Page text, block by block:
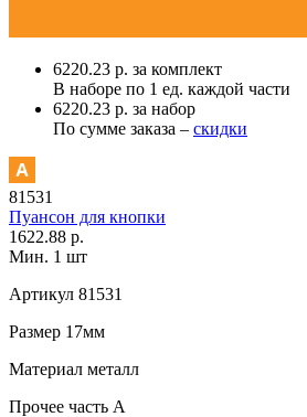
6220.23 р. за комплект
В наборе по 1 ед. каждой части
6220.23 р. за набор
По сумме заказа – скидки
81531
Пуансон для кнопки
1622.88 р.
Мин. 1 шт
Артикул 81531
Размер 17мм
Материал металл
Прочее часть A